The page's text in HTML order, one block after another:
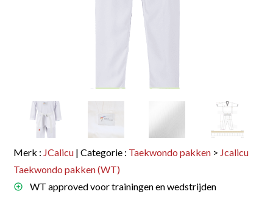
Merk : JCalicu | Categorie : Taekwondo pakken > Jcalicu
Taekwondo pakken (WT)
WT approved voor trainingen en wedstrijden